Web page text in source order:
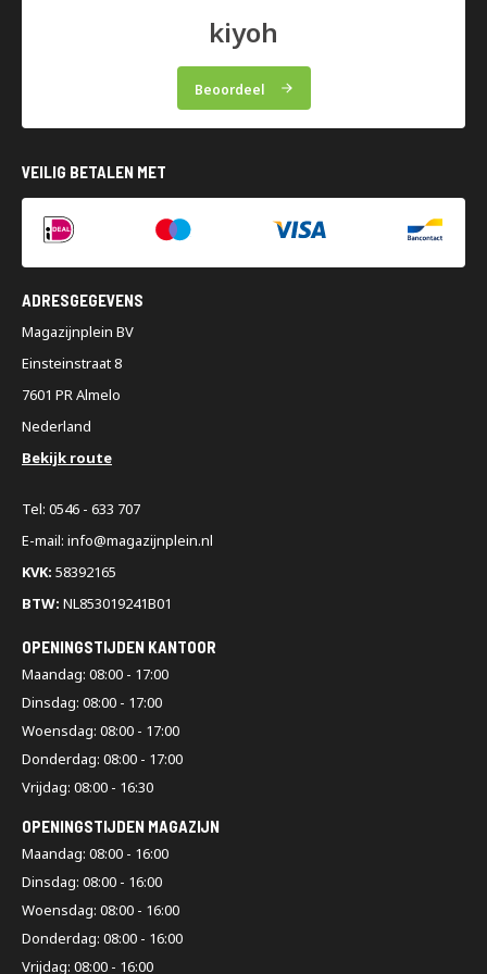
kiyoh
Beoordeel
VEILIG BETALEN MET
ADRESGEGEVENS
Magazijnplein BV
Einsteinstraat 8
7601 PR Almelo
Nederland
Bekijk route
Tel: 0546 - 633 707
E-mail: info@magazijnplein.nl
KVK: 58392165
BTW: NL853019241B01
OPENINGSTIJDEN KANTOOR
Maandag: 08:00 - 17:00
Dinsdag: 08:00 - 17:00
Woensdag: 08:00 - 17:00
Donderdag: 08:00 - 17:00
Vrijdag: 08:00 - 16:30
OPENINGSTIJDEN MAGAZIJN
Maandag: 08:00 - 16:00
Dinsdag: 08:00 - 16:00
Woensdag: 08:00 - 16:00
Donderdag: 08:00 - 16:00
Vrijdag: 08:00 - 16:00